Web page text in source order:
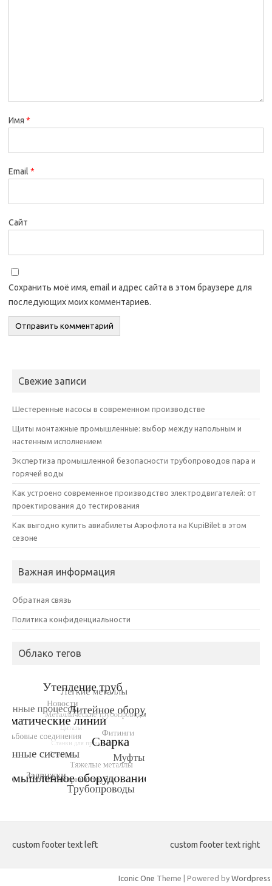
Имя *
Email *
Сайт
Сохранить моё имя, email и адрес сайта в этом браузере для
последующих моих комментариев.
Свежие записи
Шестеренные насосы в современном производстве
Щиты монтажные промышленные: выбор между напольным и
настенным исполнением
Экспертиза промышленной безопасности трубопроводов пара и
горячей воды
Как устроено современное производство электродвигателей: от
проектирования до тестирования
Как выгодно купить авиабилеты Аэрофлота на KupiBilet в этом
сезоне
Важная информация
Обратная связь
Политика конфиденциальности
Облако тегов
custom footer text left custom footer text right
Iconic One Theme | Powered by Wordpress